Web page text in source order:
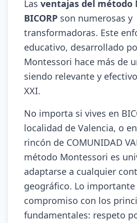
Las ventajas del método
BICORP son numerosas y
transformadoras. Este
educativo, desarrollado
Montessori hace más de
siendo relevante y
XXI.
No importa si vives en
localidad de Valencia, o
rincón de COMUNIDAD
método Montessori es
adaptarse a cualquier
geográfico. Lo importante
compromiso con los
fundamentales: respeto